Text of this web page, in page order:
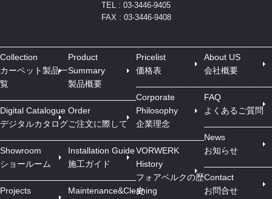
TEL : 03-3446-9405
FAX : 03-3446-9408
Collection
カーペット製品一
覧
Digital Catalogue
デジタルカタログ
Showroom
ショールーム
Projects
Product
Summary
製品概要
Order
ご注文に際して
Installation Guide
施工ガイド
Maintenance&Cleaning
Pricelist
価格表
Corporate
Philosophy
企業理念
VORWERK
History
フォアベルクの歴
史
About US
会社概要
FAQ
よくあるご質問
News
お知らせ
Contact
お問合せ